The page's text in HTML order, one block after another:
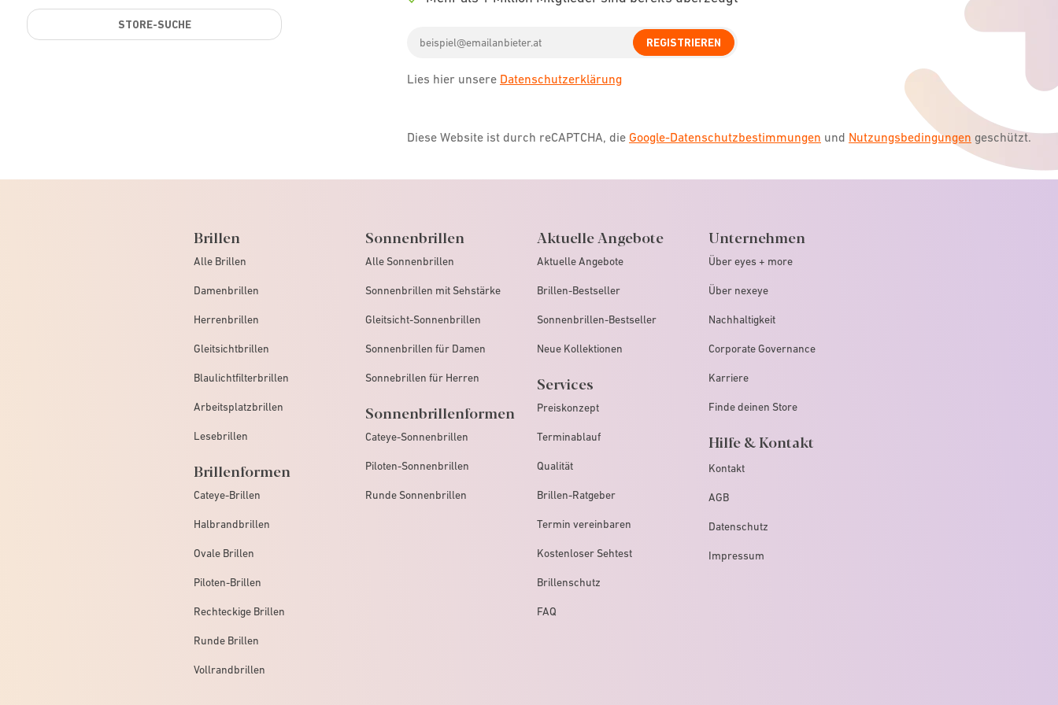
STORE-SUCHE
address
REGISTRIEREN
Lies hier unsere Datenschutzerklärung
Diese Website ist durch reCAPTCHA, die Google-Datenschutzbestimmungen und Nutzungsbedingungen geschützt.
Brillen
Alle Brillen
Damenbrillen
Herrenbrillen
Gleitsichtbrillen
Blaulichtfilterbrillen
Arbeitsplatzbrillen
Lesebrillen
Brillenformen
Cateye-Brillen
Halbrandbrillen
Ovale Brillen
Piloten-Brillen
Rechteckige Brillen
Runde Brillen
Vollrandbrillen
Sonnenbrillen
Alle Sonnenbrillen
Sonnenbrillen mit Sehstärke
Gleitsicht-Sonnenbrillen
Sonnenbrillen für Damen
Sonnebrillen für Herren
Sonnenbrillenformen
Cateye-Sonnenbrillen
Piloten-Sonnenbrillen
Runde Sonnenbrillen
Aktuelle Angebote
Aktuelle Angebote
Brillen-Bestseller
Sonnenbrillen-Bestseller
Neue Kollektionen
Services
Preiskonzept
Terminablauf
Qualität
Brillen-Ratgeber
Termin vereinbaren
Kostenloser Sehtest
Brillenschutz
FAQ
Unternehmen
Über eyes + more
Über nexeye
Nachhaltigkeit
Corporate Governance
Karriere
Finde deinen Store
Hilfe & Kontakt
Kontakt
AGB
Datenschutz
Impressum